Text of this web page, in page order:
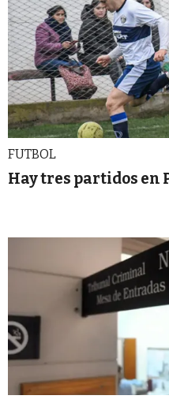
FUTBOL
Hay tres partidos en